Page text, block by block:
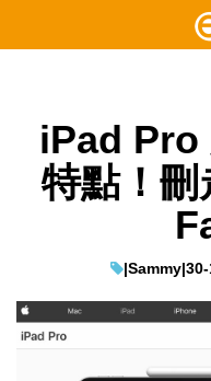
iPad Pro
特點！
|Sammy|